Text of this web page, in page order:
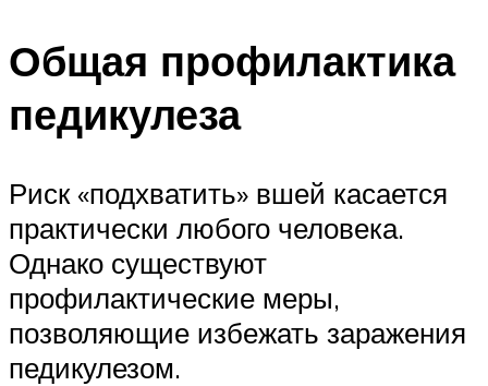
Общая профилактика
педикулеза
Риск «подхватить» вшей касается
практически любого человека.
Однако существуют
профилактические меры,
позволяющие избежать заражения
педикулезом.